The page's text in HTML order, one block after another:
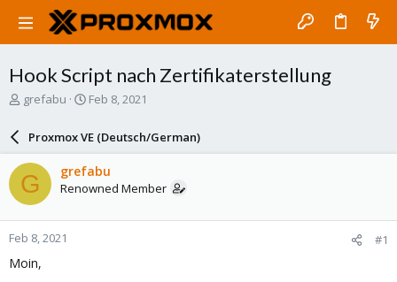
Hook Script nach Zertifikaterstellung
T
a
d
s
t
a
r
t
e
grefabu
S
a
r
d
a
e
Feb 8, 2021
Proxmox VE (Deutsch/German)
G grefabu
Renowned Member
Feb 8, 2021 #1
Moin,